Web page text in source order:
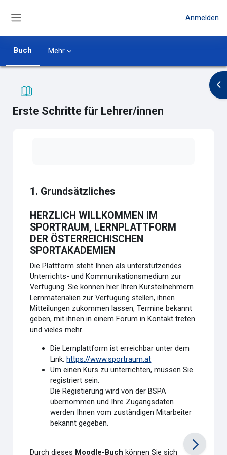
Anmelden
Buch Mehr
Erste Schritte für Lehrer/innen
1. Grundsätzliches
HERZLICH WILLKOMMEN IM
SPORTRAUM, LERNPLATTFORM
DER ÖSTERREICHISCHEN
SPORTAKADEMIEN
Die Plattform steht Ihnen als unterstützendes
Unterrichts- und Kommunikationsmedium zur
Verfügung. Sie können hier Ihren Kursteilnehmern
Lernmaterialien zur Verfügung stellen, ihnen
Mitteilungen zukommen lassen, Termine bekannt
geben, mit ihnen in einem Forum in Kontakt treten
und vieles mehr.
Die Lernplattform ist erreichbar unter dem
Link:https://www.sportraum.at
Um einen Kurs zu unterrichten, müssen Sie
registriert sein.
Die Registierung wird von der BSPA
übernommen und Ihre Zugangsdaten
werden Ihnen vom zuständigen Mitarbeiter
bekannt gegeben.
Durch dieses Moodle-Buch können Sie sich